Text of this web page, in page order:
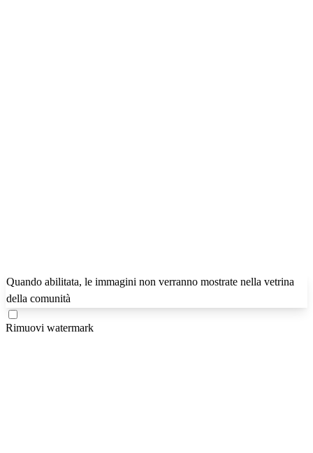
Quando abilitata, le immagini non verranno mostrate nella vetrina
della comunità
Rimuovi watermark